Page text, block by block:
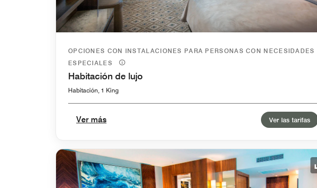
OPCIONES CON INSTALACIONES PARA PERSONAS CON NECESIDADES
ESPECIALES
Habitación de lujo
Habitación, 1 King
Ver más Ver las tarifas